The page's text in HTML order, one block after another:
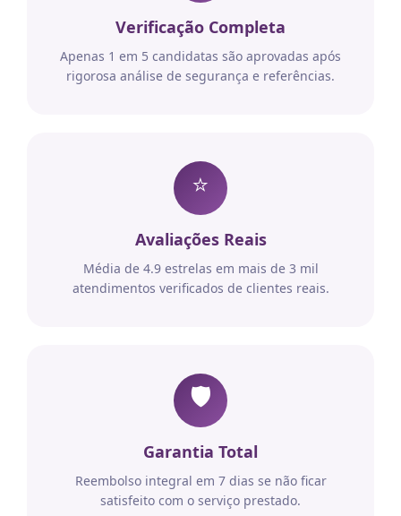
Verificação Completa
Apenas 1 em 5 candidatas são aprovadas após
rigorosa análise de segurança e referências.
⭐
Avaliações Reais
Média de 4.9 estrelas em mais de 3 mil
atendimentos verificados de clientes reais.
🛡️
Garantia Total
Reembolso integral em 7 dias se não ficar
satisfeito com o serviço prestado.